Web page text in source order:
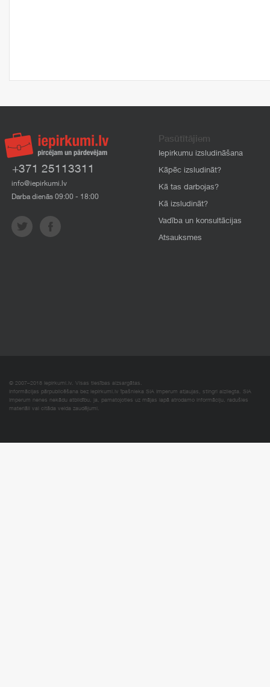
+371 25113311
info@iepirkumi.lv
Darba dienās 09:00 - 18:00
Pasūtītājiem
Iepirkumu izsludināšana
Kāpēc izsludināt?
Kā tas darbojas?
Kā izsludināt?
Vadība un konsultācijas
Atsauksmes
© 2007–2018 Iepirkumi.lv. Visas tiesības aizsargātas.
Informācijas pārpublicēšana bez iepirkumi.lv īpašnieka SIA Imperum atļaujas, stingri aizliegta. SIA
Imperum nenes nekādu atbildību, ja, pamatojoties uz mājas lapā atrodamo informāciju, radušies
materiāli vai citāda veida zaudējumi.